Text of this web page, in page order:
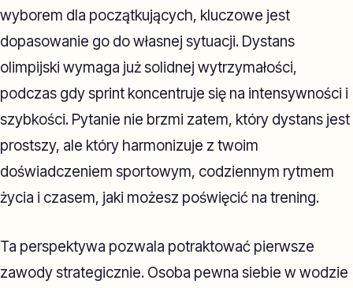
wyborem dla początkujących, kluczowe jest
dopasowanie go do własnej sytuacji. Dystans
olimpijski wymaga już solidnej wytrzymałości,
podczas gdy sprint koncentruje się na intensywności i
szybkości. Pytanie nie brzmi zatem, który dystans jest
prostszy, ale który harmonizuje z twoim
doświadczeniem sportowym, codziennym rytmem
życia i czasem, jaki możesz poświęcić na trening.
Ta perspektywa pozwala potraktować pierwsze
zawody strategicznie. Osoba pewna siebie w wodzie